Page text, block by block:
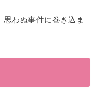
わぬ事件に巻き込ま